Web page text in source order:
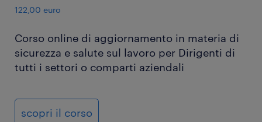
122,00 euro
Corso online di aggiornamento in materia di
sicurezza e salute sul lavoro per Dirigenti di
tutti i settori o comparti aziendali
scopri il corso